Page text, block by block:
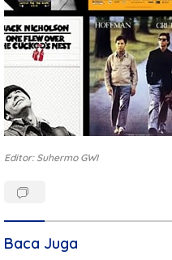
Editor: Suhermo GWI
Baca Juga